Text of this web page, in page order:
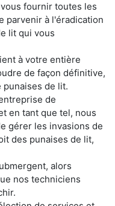
fournir toutes les
parvenir à l'éradication
lit qui vous
à votre entière
de façon définitive,
de lit.
de
en tant que tel, nous
gérer les invasions de
des punaises de lit,
alors
nos techniciens